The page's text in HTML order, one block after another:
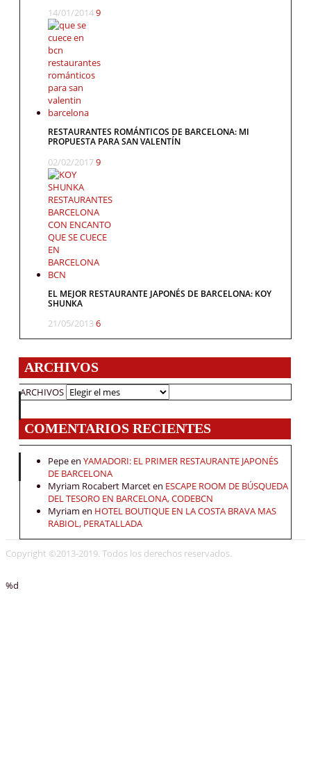
14/01/20149
RESTAURANTES ROMÁNTICOS DE BARCELONA: MI
PROPUESTA PARA SAN VALENTÍN
02/02/20179
EL MEJOR RESTAURANTE JAPONÉS DE BARCELONA: KOY
SHUNKA
21/05/20136
ARCHIVOS
ARCHIVOS
COMENTARIOS RECIENTES
Pepeen YAMADORI: EL PRIMER RESTAURANTE JAPONÉS
DE BARCELONA
Myriam Rocabert Marceten ESCAPE ROOM DE BÚSQUEDA
DEL TESORO EN BARCELONA, CODEBCN
Myriam en HOTEL BOUTIQUE EN LA COSTA BRAVA MAS
RABIOL, PERATALLADA
Copyright ©2013-2019. Todos los derechos reservados.
%d